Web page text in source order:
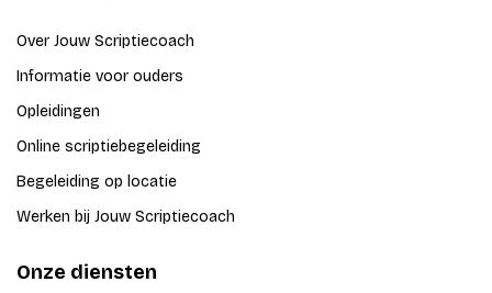
Over Jouw Scriptiecoach
Informatie voor ouders
Opleidingen
Online scriptiebegeleiding
Begeleiding op locatie
Werken bij Jouw Scriptiecoach
Onze diensten